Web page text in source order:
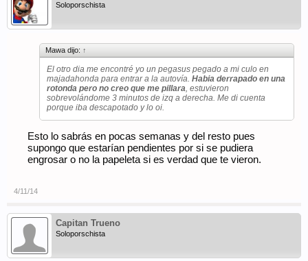
Soloporschista
Mawa dijo: ↑
El otro dia me encontré yo un pegasus pegado a mi culo en
majadahonda para entrar a la autovía.Habia derrapado en una
rotonda pero no creo que me pillara, estuvieron
sobrevolándome 3 minutos de izq a derecha. Me di cuenta
porque iba descapotado y lo oi.
Esto lo sabrás en pocas semanas y del resto pues
supongo que estarían pendientes por si se pudiera
engrosar o no la papeleta si es verdad que te vieron.
4/11/14
Capitan Trueno
Soloporschista